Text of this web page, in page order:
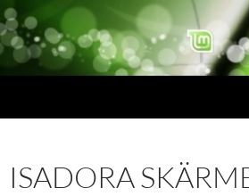
Hoppa
till
innehåll
ISADORA